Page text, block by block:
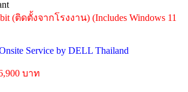
(ติดตั้งจากโรงงาน) (Includes Windows 11
Service by DELL Thailand
บาท